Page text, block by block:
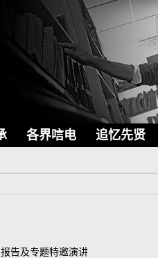
各界唁电 追忆先贤
告及专题特邀演讲